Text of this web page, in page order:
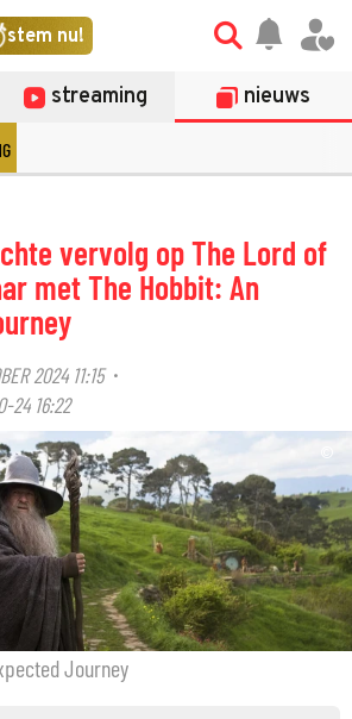
stem nu!
streaming nieuws
vervolg op The Lord of
met The Hobbit: An
2024 11:15·
24 16:22
©
Journey